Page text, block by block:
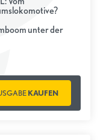
unter der
KAUFEN